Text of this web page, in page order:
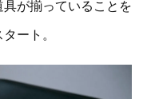
が揃っていることを
ート。